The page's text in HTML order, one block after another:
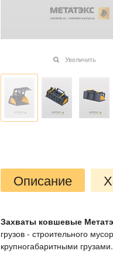
Увеличить
Описание
Захваты ковшевые
грузов - строительного
крупногабаритными грузами.